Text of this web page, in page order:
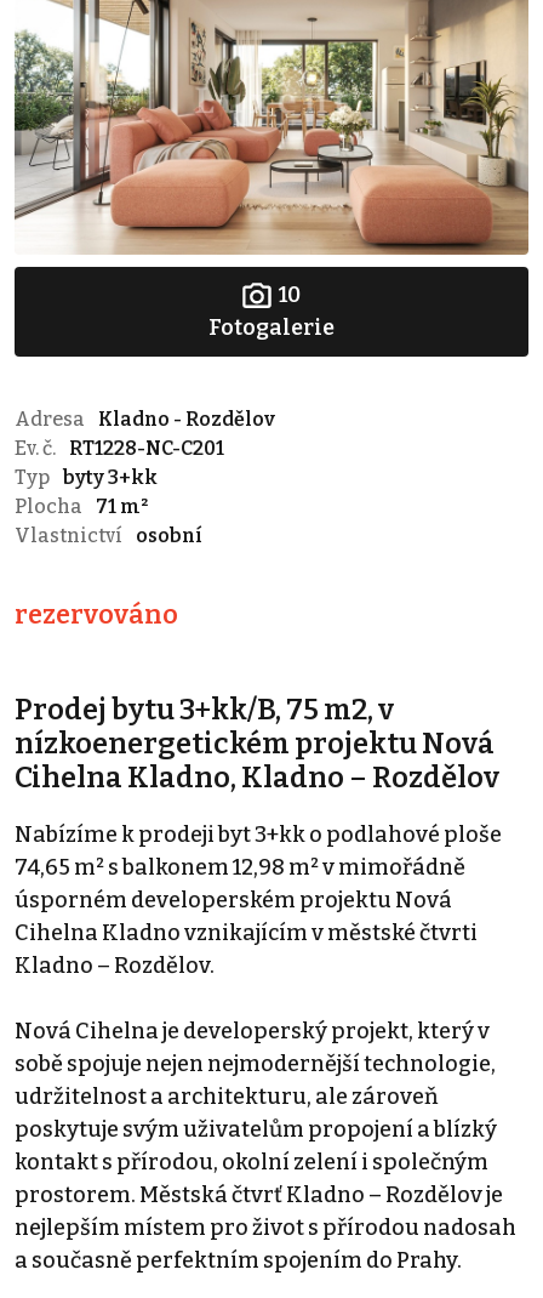
10
Fotogalerie
Adresa
Kladno - Rozdělov
Ev. č.
RT1228-NC-C201
Typ byty 3+kk
Plocha
71 m²
Vlastnictví
osobní
rezervováno
Prodej bytu 3+kk/B, 75 m2, v
nízkoenergetickém projektu Nová
Cihelna Kladno, Kladno – Rozdělov
Nabízíme k prodeji byt 3+kk o podlahové ploše
74,65 m² s balkonem 12,98 m² v mimořádně
úsporném developerském projektu Nová
Cihelna Kladno vznikajícím v městské čtvrti
Kladno – Rozdělov.
Nová Cihelna je developerský projekt, který v
sobě spojuje nejen nejmodernější technologie,
udržitelnost a architekturu, ale zároveň
poskytuje svým uživatelům propojení a blízký
kontakt s přírodou, okolní zelení i společným
prostorem. Městská čtvrť Kladno – Rozdělov je
nejlepším místem pro život s přírodou nadosah
a současně perfektním spojením do Prahy.